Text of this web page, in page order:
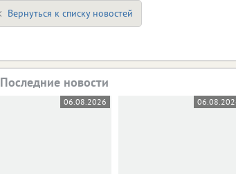
Вернуться к списку новостей
Последние новости
06.08.2026